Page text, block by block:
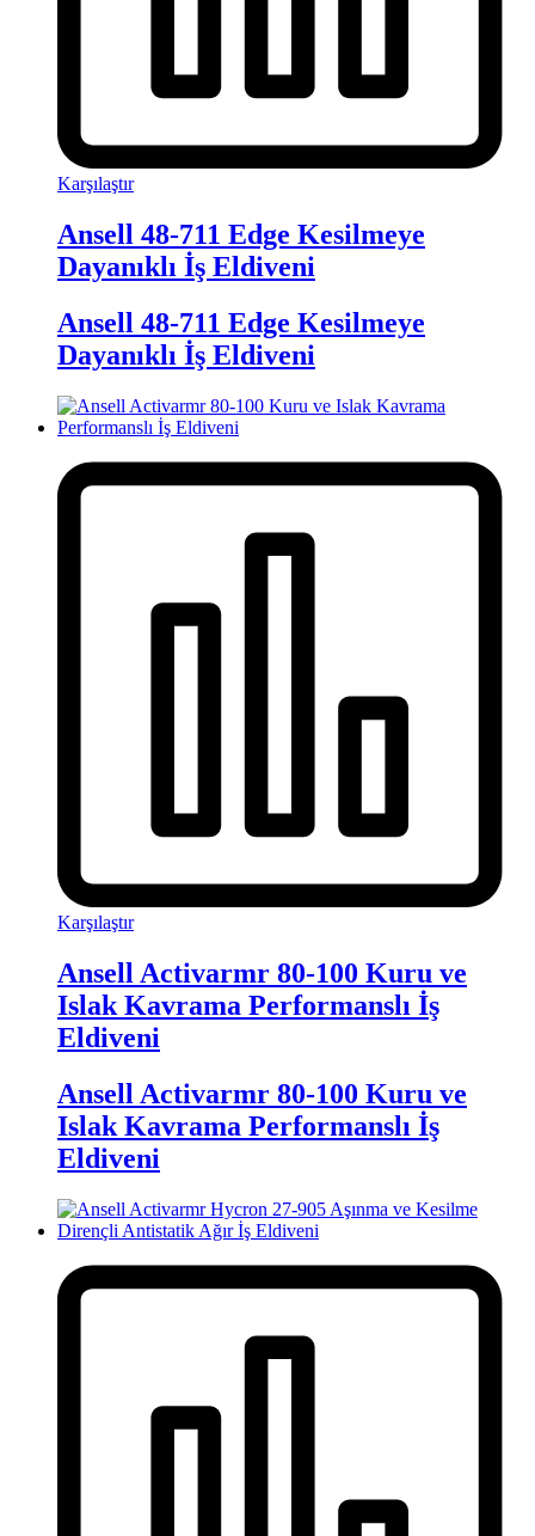
Karşılaştır
Ansell 48-711 Edge Kesilmeye
Dayanıklı İş Eldiveni
Ansell 48-711 Edge Kesilmeye
Dayanıklı İş Eldiveni
Karşılaştır
Ansell Activarmr 80-100 Kuru ve
Islak Kavrama Performanslı İş
Eldiveni
Ansell Activarmr 80-100 Kuru ve
Islak Kavrama Performanslı İş
Eldiveni